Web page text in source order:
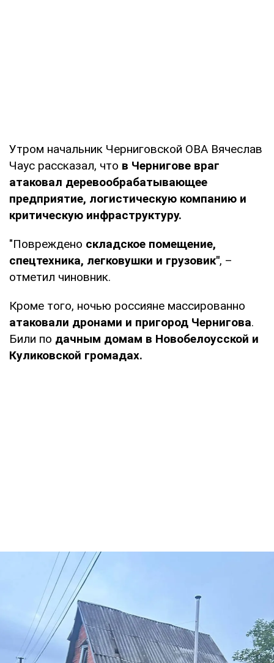
Утром начальник Черниговской ОВА Вячеслав
Чаус рассказал, что в Чернигове враг
атаковал деревообрабатывающее
предприятие, логистическую компанию и
критическую инфраструктуру.
"Повреждено складское помещение,
спецтехника, легковушки и грузовик", –
отметил чиновник.
Кроме того, ночью россияне массированно
атаковали дронами и пригород Чернигова.
Били по дачным домам в Новобелоусской и
Куликовской громадах.